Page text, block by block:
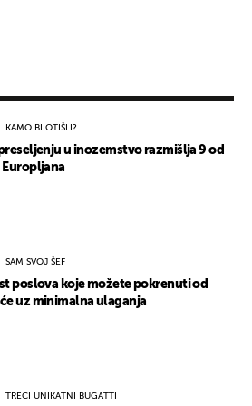
KAMO BI OTIŠLI?
u inozemstvo razmišlja 9 od
Europljana
SAM SVOJ ŠEF
poslova koje možete pokrenuti od
uz minimalna ulaganja
TREĆI UNIKATNI BUGATTI